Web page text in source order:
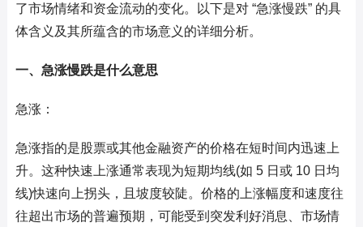
了市场情绪和资金流动的变化。以下是对 “急涨慢跌” 的具
体含义及其所蕴含的市场意义的详细分析。
一、急涨慢跌是什么意思
急涨：
急涨指的是股票或其他金融资产的价格在短时间内迅速上
升。这种快速上涨通常表现为短期均线(如 5 日或 10 日均
线)快速向上拐头，且坡度较陡。价格的上涨幅度和速度往
往超出市场的普遍预期，可能受到突发利好消息、市场情